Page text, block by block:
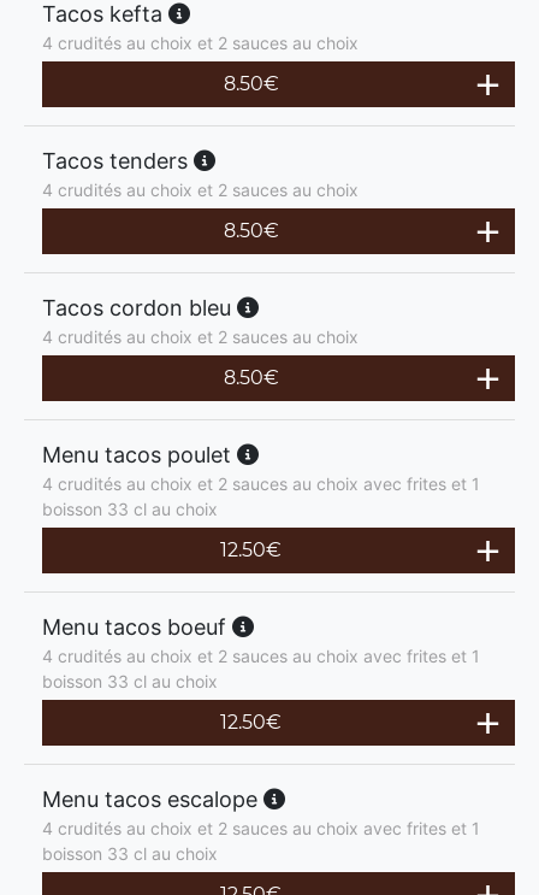
Tacos kefta
4 crudités au choix et 2 sauces au choix
8.50€
Tacos tenders
4 crudités au choix et 2 sauces au choix
8.50€
Tacos cordon bleu
4 crudités au choix et 2 sauces au choix
8.50€
Menu tacos poulet
4 crudités au choix et 2 sauces au choix avec frites et 1
boisson 33 cl au choix
12.50€
Menu tacos boeuf
4 crudités au choix et 2 sauces au choix avec frites et 1
boisson 33 cl au choix
12.50€
Menu tacos escalope
4 crudités au choix et 2 sauces au choix avec frites et 1
boisson 33 cl au choix